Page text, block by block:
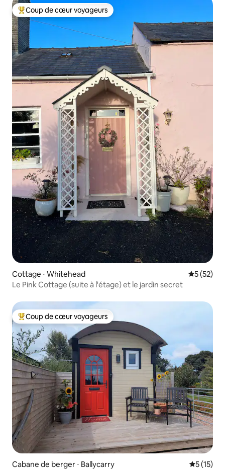
Coups de cœur voyageurs les plus appréciés
Coup de cœur voyageurs
Cottage ⋅ Whitehead
5 (52)
Le Pink Cottage (suite à l'étage) et le jardin secret
Coups de cœur voyageurs les plus appréciés
Coup de cœur voyageurs
Cabane de berger ⋅ Ballycarry
5 (15)